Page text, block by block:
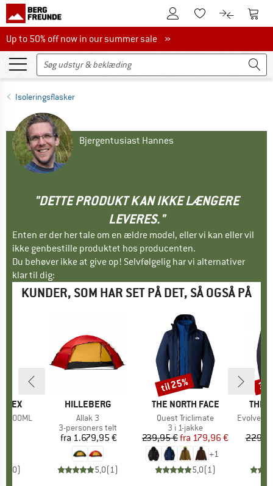
Til kundekontoenTil huskesedlen.
Til Til
Up to 50% off now in our summer sale
Up to 50% off now in our summer sale »
Isoleringsflasker
Bjergentusiast Hannes
"DETTE PRODUKT KAN IKKE LÆNGERE
LEVERES."
Enten er der her tale om en ældre model, eller vi kan eller vil
ikke genbestille produktet hos producenten.
Du behøver ikke at give op! Selvfølgelig har vi alternativer
klar til dig:
KUNDER, SOM HAR SET PÅ DET, SÅ OGSÅ PÅ
500ML
0)
MÆRKE
HILLEBERG
Artikel
Allak 3
Produktgruppe
3-personers telt
Pris
fra 1.679,95 €
5,0(1)
MÆRKE
THE NORTH FACE
Artikel
Quest Triclimate
Produktgruppe
3 i 1-jakke
Pris
239,95 € Nedsat pris
fra 179,96 €
+1
5,0(1)
Rabat
til 25%
THE
Artikel
Evolve II